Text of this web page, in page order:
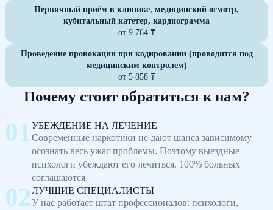
Первичный приём в клинике, медицинский осмотр,
кубитальный катетер, кардиограмма
от 9 764 ₸
Проведение провокации при кодировании (проводится под
медицинским контролем)
от 5 858 ₸
Почему стоит обратиться к нам?
УБЕЖДЕНИЕ НА ЛЕЧЕНИЕ
Современные наркотики не дают шанса зависимому
осознать весь ужас проблемы. Поэтому выездные
психологи убеждают его лечиться. 100% больных
соглашаются.
ЛУЧШИЕ СПЕЦИАЛИСТЫ
У нас работает штат профессионалов: психологи,